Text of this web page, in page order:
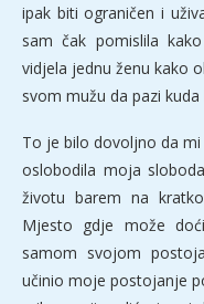
ipak biti ograničen i
sam čak pomislila
vidjela jednu ženu kako
svom mužu da pazi
To je bilo dovoljno da mi
oslobodila moja
životu barem na
Mjesto gdje može
samom svojom
učinio moje postojanje